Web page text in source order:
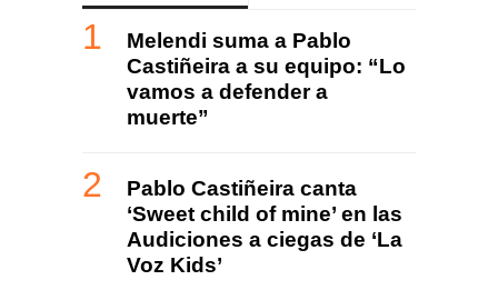
Melendi suma a Pablo
Castiñeira a su equipo: “Lo
vamos a defender a
muerte”
Pablo Castiñeira canta
‘Sweet child of mine’ en las
Audiciones a ciegas de ‘La
Voz Kids’